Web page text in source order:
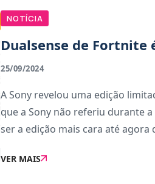
NOTÍCIA
Dualsense de Fortnite
25/09/2024
A Sony revelou uma edição
que a Sony não referiu durante
ser a edição mais cara até agora
VER MAIS